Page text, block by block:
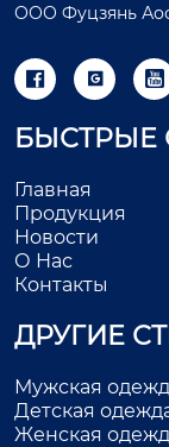
ООО Фуцзянь
  
БЫСТРЫЕ
Главная
Продукция
Новости
О Нас
Контакты
ДРУГИЕ
Мужская
Детская
Женская